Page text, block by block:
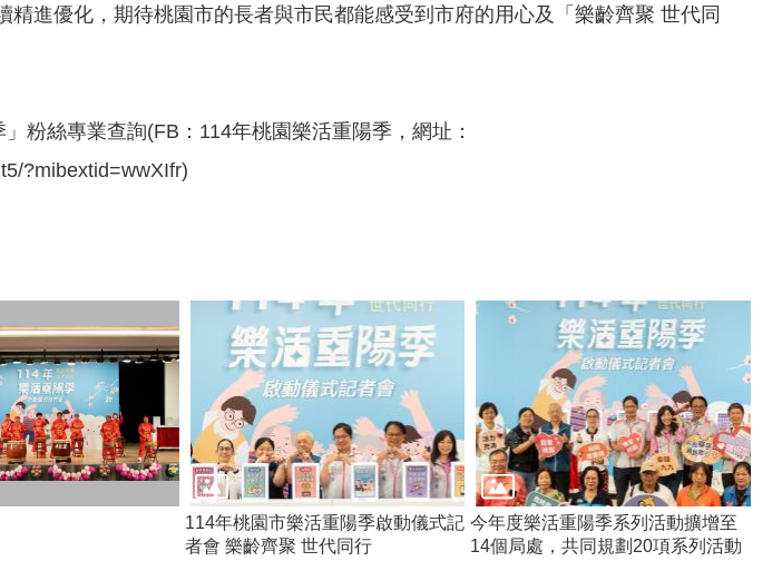
精進優化，期待桃園市的長者與市民都能感受到市府的用心及「樂齡齊聚 世代同
粉絲專業查詢(FB：114年桃園樂活重陽季，網址：
?mibextid=wwXIfr)
114年桃園市樂活重陽季啟動儀式記
者會 樂齡齊聚 世代同行
今年度樂活重陽季系列活動擴增至
14個局處，共同規劃20項系列活動